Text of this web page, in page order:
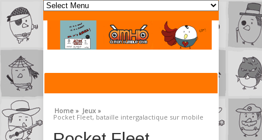
Home » Jeux »
Pocket Fleet, bataille intergalactique sur mobile